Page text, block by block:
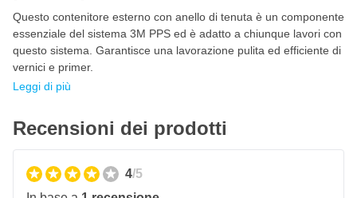
Questo contenitore esterno con anello di tenuta è un componente
essenziale del sistema 3M PPS ed è adatto a chiunque lavori con
questo sistema. Garantisce una lavorazione pulita ed efficiente di
vernici e primer.
Leggi di più
Recensioni dei prodotti
4/5